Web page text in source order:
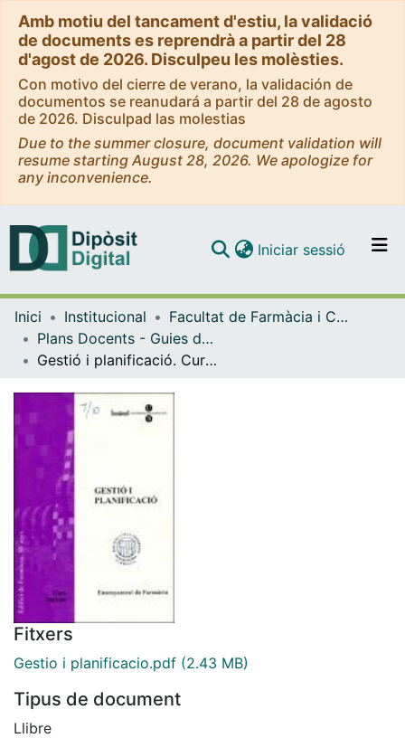
Amb motiu del tancament d'estiu, la validació
de documents es reprendrà a partir del 28
d'agost de 2026. Disculpeu les molèsties.
Con motivo del cierre de verano, la validación de
documentos se reanudará a partir del 28 de agosto
de 2026. Disculpad las molestias
Due to the summer closure, document validation will
resume starting August 28, 2026. We apologize for
any inconvenience.
Navega per tot el DD
Iniciar sessió (current)
Inici Institucional
Facultat de Farmàcia i Ciències de l'Alimentació
Plans Docents - Guies de l'estudiant (Facultat de Farmàcia i Ciències de l'Alimentació)
Gestió i planificació. Curs 2007-2008
Fitxers
Gestio i planificacio.pdf (2.43 MB)
Tipus de document
Llibre